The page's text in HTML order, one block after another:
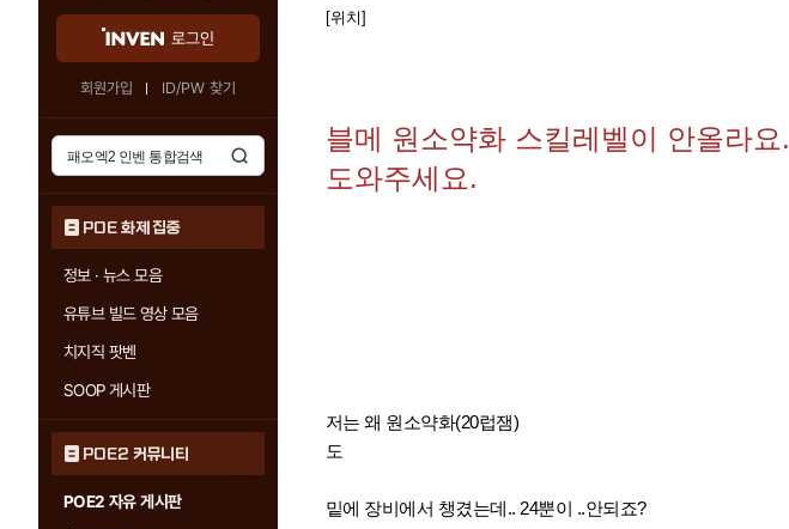
로그인
회원가입 ID/PW 찾기
POE 화제 집중
정보 · 뉴스 모음
유튜브 빌드 영상 모음
치지직 팟벤
SOOP 게시판
POE2 커뮤니티
POE2 자유 게시판
[위치]
블메 원소약화 스킬레벨이 안올라요.
도와주세요.
저는 왜 원소약화(20럽잼)
도
밑에 장비에서 챙겼는데.. 24뿐이 ..안되죠?